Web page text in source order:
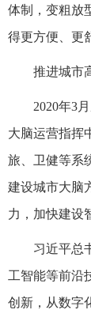
体制，变粗放
得更方便、更
推进城市
2020年3
大脑运营指挥
旅、卫健等系
建设城市大脑
力，加快建设
习近平总
工智能等前沿
创新，从数字